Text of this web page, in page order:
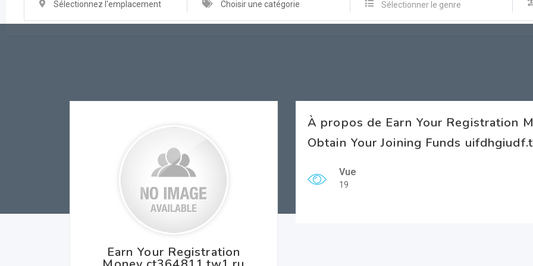
Sélectionnez l'emplacement Choisir une catégorie Sélectionner le genre
Earn Your Registration
À propos de Earn Your Registration
Obtain Your Joining Funds
Vue
19